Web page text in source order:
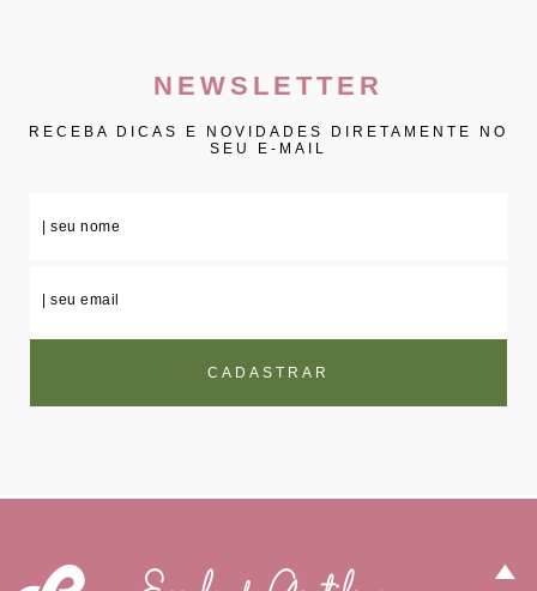
NEWSLETTER
RECEBA DICAS E NOVIDADES DIRETAMENTE NO
SEU E-MAIL